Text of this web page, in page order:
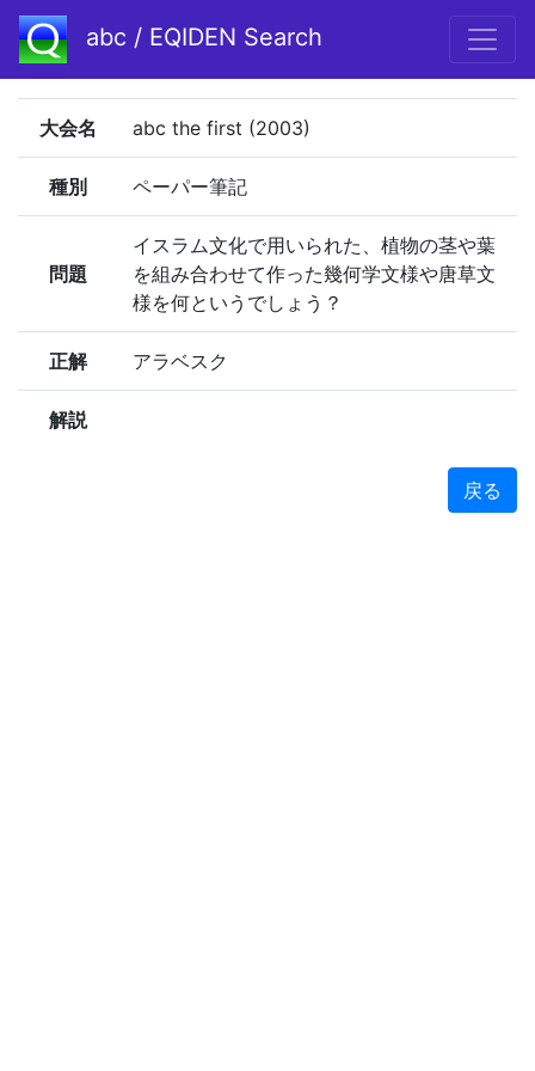
abc / EQIDEN Search
大会名 abc the first (2003)
種別 ペーパー筆記
問題
イスラム文化で用いられた、植物の茎や葉
を組み合わせて作った幾何学文様や唐草文
様を何というでしょう？
正解 アラベスク
解説
戻る